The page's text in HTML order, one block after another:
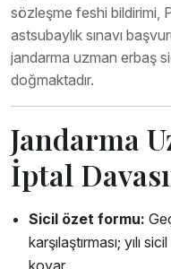
sözleşme feshi bildirimi,
astsubaylık sınavı
jandarma uzman erbaş
doğmaktadır.
Jandarma
İptal
Sicil özet formu:
karşılaştırması; yılı
koyar